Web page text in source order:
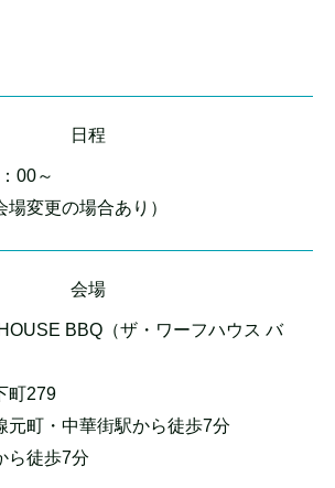
日程
00～
場変更の場合あり）
会場
BBQ（ザ・ワーフハウス バ
町279
元町・中華街駅から徒歩7分
ら徒歩7分